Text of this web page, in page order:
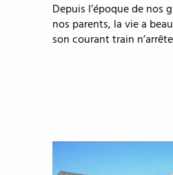
Depuis l’époque de nos
nos parents, la vie a
son courant train